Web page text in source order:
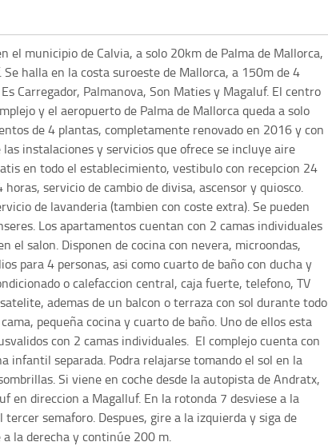
el municipio de Calvia, a solo 20km de Palma de Mallorca,
halla en la costa suroeste de Mallorca, a 150m de 4
Carregador, Palmanova, Son Maties y Magaluf. El centro
y el aeropuerto de Palma de Mallorca queda a solo
de 4 plantas, completamente renovado en 2016 y con
instalaciones y servicios que ofrece se incluye aire
en todo el establecimiento, vestibulo con recepcion 24
servicio de cambio de divisa, ascensor y quiosco.
de lavanderia (tambien con coste extra). Se pueden
Los apartamentos cuentan con 2 camas individuales
el salon. Disponen de cocina con nevera, microondas,
para 4 personas, asi como cuarto de baño con ducha y
o calefaccion central, caja fuerte, telefono, TV
ademas de un balcon o terraza con sol durante todo
pequeña cocina y cuarto de baño. Uno de ellos esta
con 2 camas individuales. El complejo cuenta con
infantil separada. Podra relajarse tomando el sol en la
Si viene en coche desde la autopista de Andratx,
en direccion a Magalluf. En la rotonda 7 desviese a la
semaforo. Despues, gire a la izquierda y siga de
la derecha y continúe 200 m.